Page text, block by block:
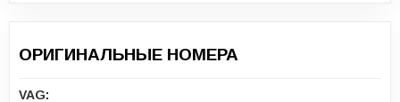
ОРИГИНАЛЬНЫЕ НОМЕРА
VAG: